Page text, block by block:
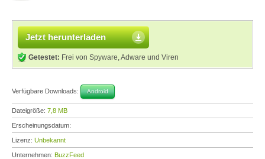
Jetzt herunterladen
Getestet: Frei von Spyware, Adware und Viren
Verfügbare Downloads: Android
Dateigröße: 7,8 MB
Erscheinungsdatum:
Lizenz: Unbekannt
Unternehmen: BuzzFeed